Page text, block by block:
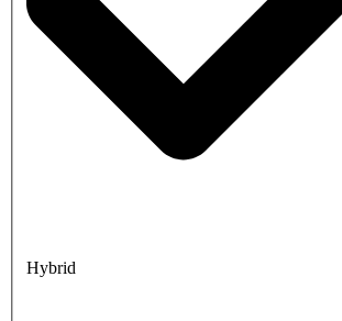
Hybrid